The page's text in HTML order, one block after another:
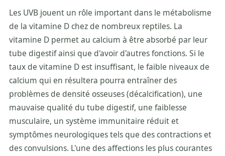
Les UVB jouent un rôle important dans le métabolisme
de la vitamine D chez de nombreux reptiles. La
vitamine D permet au calcium à être absorbé par leur
tube digestif ainsi que d'avoir d'autres fonctions. Si le
taux de vitamine D est insuffisant, le faible niveaux de
calcium qui en résultera pourra entraîner des
problèmes de densité osseuses (décalcification), une
mauvaise qualité du tube digestif, une faiblesse
musculaire, un système immunitaire réduit et
symptômes neurologiques tels que des contractions et
des convulsions. L'une des affections les plus courantes